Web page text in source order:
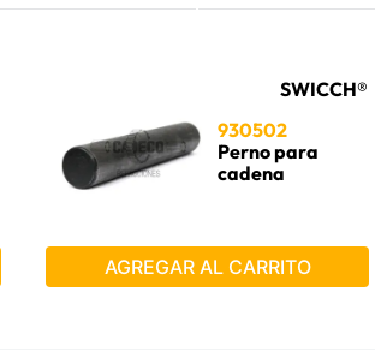
SWICCH®
930502
Perno para
cadena
AGREGAR AL CARRITO